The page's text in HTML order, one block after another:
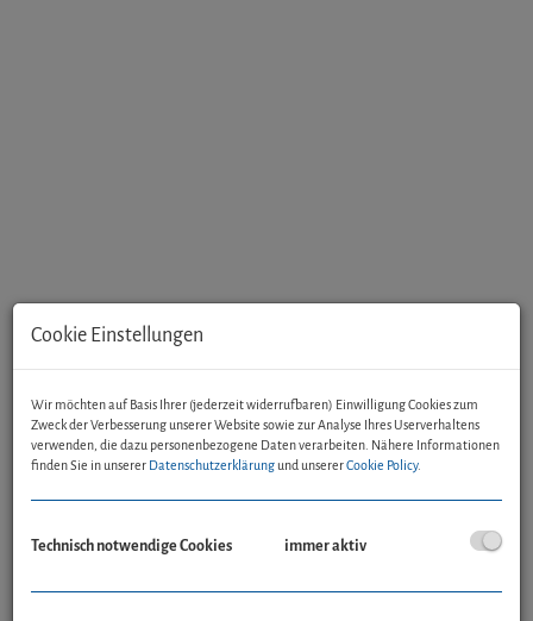
Beschreibung
Diese traumhafte Dachgeschosswohnung bietet Ihnen nicht nur ein
unvergleichlichen Ausblick auf die umliegenden Berge und die grüne
Natur. Die herrliche Wohnung befindet sich in Sackgassenlage in einer
Kleinwohnanlage mit gesamt 9 Wohneinheiten, aufgeteilt in zwei
Cookie Einstellungen
Wir möchten auf Basis Ihrer (jederzeit widerrufbaren) Einwilligung Cookies zum
Zweck der Verbesserung unserer Website sowie zur Analyse Ihres Userverhaltens
verwenden, die dazu personenbezogene Daten verarbeiten. Nähere Informationen
finden Sie in unserer Datenschutzerklärungund unsererCookie Policy.
Technisch notwendige Cookies immer aktiv